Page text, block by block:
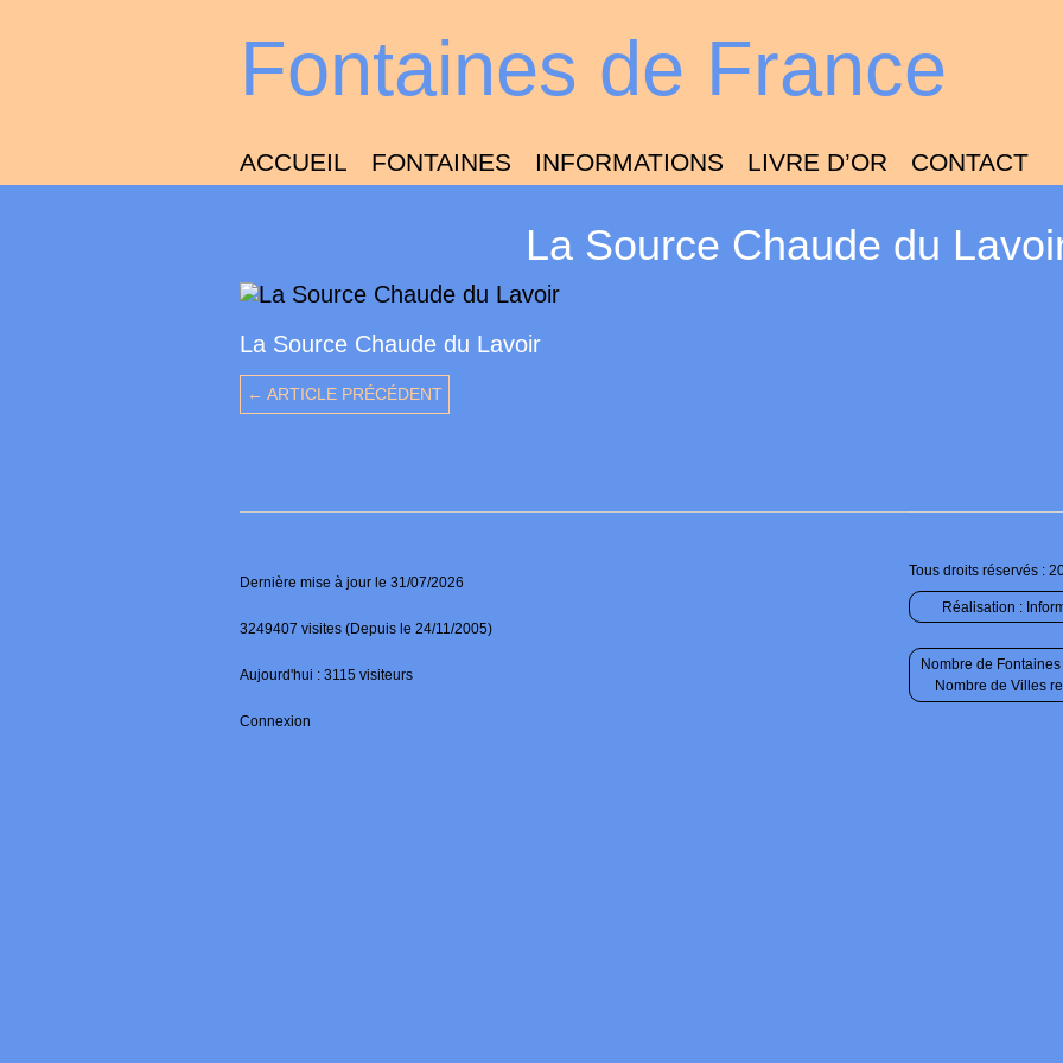
Fontaines de France
ACCUEIL FONTAINES INFORMATIONS LIVRE D’OR CONTACT
La Source Chaude du
La Source Chaude du Lavoir
← ARTICLE PRÉCÉDENT
Dernière mise à jour le 31/07/2026
3249407 visites (Depuis le 24/11/2005)
Aujourd'hui : 3115 visiteurs
Connexion
Tous droits réservés :
Réalisation :
Nombre de
Nombre de Villes